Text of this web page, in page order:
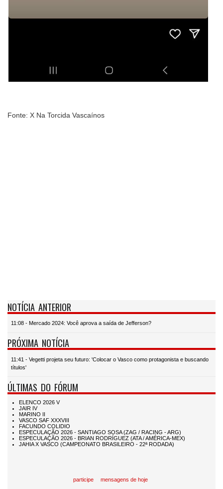
Fonte: X Na Torcida Vascaínos
NOTÍCIA ANTERIOR
11:08 - Mercado 2024: Você aprova a saída de Jefferson?
PRÓXIMA NOTÍCIA
11:41 - Vegetti projeta seu futuro: 'Colocar o Vasco como protagonista e buscando
títulos'
ÚLTIMAS DO FÓRUM
participe mensagens de hoje